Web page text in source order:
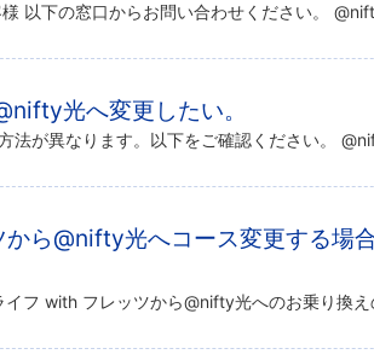
光へ変更したい。
ら@nifty光へコース変更する場